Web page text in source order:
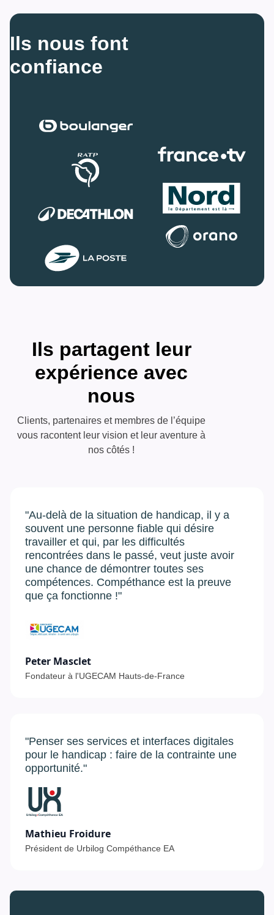
Ils nous font
confiance
Ils partagent leur
expérience avec
nous
Clients, partenaires et membres de l’équipe
vous racontent leur vision et leur aventure à
nos côtés !
"Au-delà de la situation de handicap, il y a
souvent une personne fiable qui désire
travailler et qui, par les difficultés
rencontrées dans le passé, veut juste avoir
une chance de démontrer toutes ses
compétences. Compéthance est la preuve
que ça fonctionne !"
Peter Masclet
Fondateur à l'UGECAM Hauts-de-France
"Penser ses services et interfaces digitales
pour le handicap : faire de la contrainte une
opportunité."
Mathieu Froidure
Président de Urbilog Compéthance EA